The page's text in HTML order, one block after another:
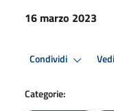
16 marzo 2023
Condividi
Categorie: